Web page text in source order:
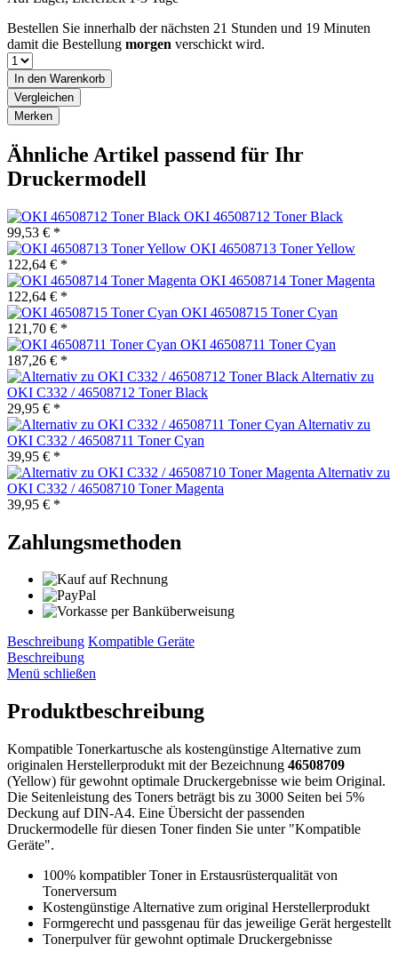
Bestellen Sie innerhalb der nächsten 21 Stunden und 19 Minuten
damit die Bestellung morgen verschickt wird.
In den Warenkorb
Vergleichen
Merken
Ähnliche Artikel passend für Ihr
Druckermodell
OKI 46508712 Toner Black
99,53 € *
OKI 46508713 Toner Yellow
122,64 € *
OKI 46508714 Toner Magenta
122,64 € *
OKI 46508715 Toner Cyan
121,70 € *
OKI 46508711 Toner Cyan
187,26 € *
Alternativ zu
OKI C332 / 46508712 Toner Black
29,95 € *
Alternativ zu
OKI C332 / 46508711 Toner Cyan
39,95 € *
Alternativ zu
OKI C332 / 46508710 Toner Magenta
39,95 € *
Zahlungsmethoden
Beschreibung Kompatible Geräte
Beschreibung
Menü schließen
Produktbeschreibung
Kompatible Tonerkartusche als kostengünstige Alternative zum
originalen Herstellerprodukt mit der Bezeichnung 46508709
(Yellow) für gewohnt optimale Druckergebnisse wie beim Original.
Die Seitenleistung des Toners beträgt bis zu 3000 Seiten bei 5%
Deckung auf DIN-A4. Eine Übersicht der passenden
Druckermodelle für diesen Toner finden Sie unter "Kompatible
Geräte".
100% kompatibler Toner in Erstausrüsterqualität von
Tonerversum
Kostengünstige Alternative zum original Herstellerprodukt
Formgerecht und passgenau für das jeweilige Gerät hergestellt
Tonerpulver für gewohnt optimale Druckergebnisse